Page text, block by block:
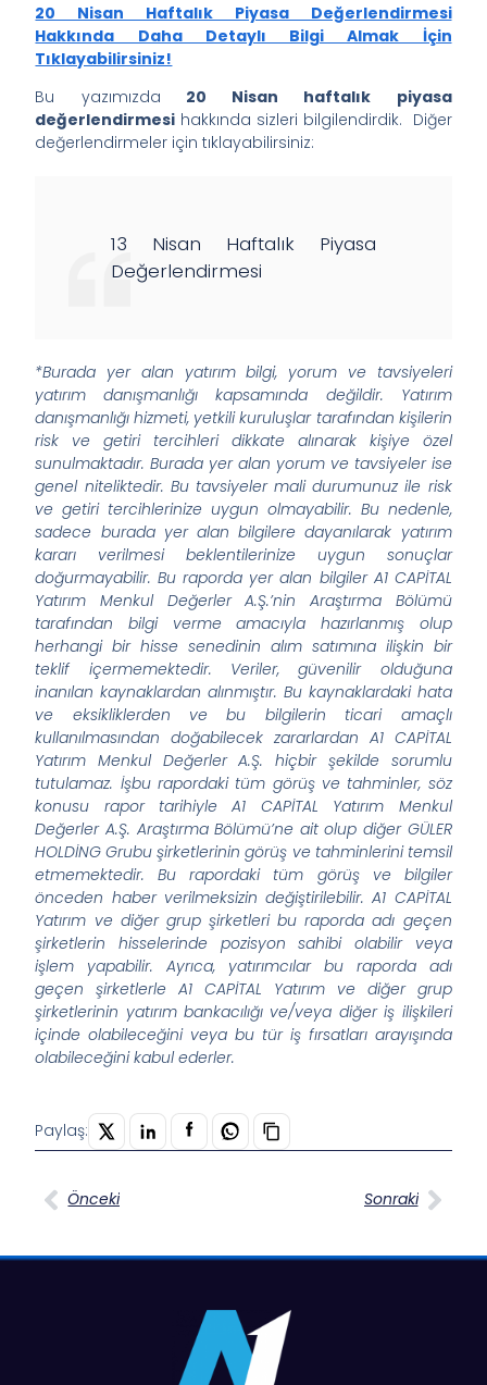
20 Nisan Haftalık Piyasa Değerlendirmesi
Hakkında Daha Detaylı Bilgi Almak İçin
Tıklayabilirsiniz!
Bu yazımızda 20 Nisan haftalık piyasa
değerlendirmesi hakkında sizleri bilgilendirdik. Diğer
değerlendirmeler için tıklayabilirsiniz:
13 Nisan Haftalık Piyasa
Değerlendirmesi
*Burada yer alan yatırım bilgi, yorum ve tavsiyeleri
yatırım danışmanlığı kapsamında değildir. Yatırım
danışmanlığı hizmeti, yetkili kuruluşlar tarafından kişilerin
risk ve getiri tercihleri dikkate alınarak kişiye özel
sunulmaktadır. Burada yer alan yorum ve tavsiyeler ise
genel niteliktedir. Bu tavsiyeler mali durumunuz ile risk
ve getiri tercihlerinize uygun olmayabilir. Bu nedenle,
sadece burada yer alan bilgilere dayanılarak yatırım
kararı verilmesi beklentilerinize uygun sonuçlar
doğurmayabilir. Bu raporda yer alan bilgiler A1 CAPİTAL
Yatırım Menkul Değerler A.Ş.’nin Araştırma Bölümü
tarafından bilgi verme amacıyla hazırlanmış olup
herhangi bir hisse senedinin alım satımına ilişkin bir
teklif içermemektedir. Veriler, güvenilir olduğuna
inanılan kaynaklardan alınmıştır. Bu kaynaklardaki hata
ve eksikliklerden ve bu bilgilerin ticari amaçlı
kullanılmasından doğabilecek zararlardan A1 CAPİTAL
Yatırım Menkul Değerler A.Ş. hiçbir şekilde sorumlu
tutulamaz. İşbu rapordaki tüm görüş ve tahminler, söz
konusu rapor tarihiyle A1 CAPİTAL Yatırım Menkul
Değerler A.Ş. Araştırma Bölümü’ne ait olup diğer GÜLER
HOLDİNG Grubu şirketlerinin görüş ve tahminlerini temsil
etmemektedir. Bu rapordaki tüm görüş ve bilgiler
önceden haber verilmeksizin değiştirilebilir. A1 CAPİTAL
Yatırım ve diğer grup şirketleri bu raporda adı geçen
şirketlerin hisselerinde pozisyon sahibi olabilir veya
işlem yapabilir. Ayrıca, yatırımcılar bu raporda adı
geçen şirketlerle A1 CAPİTAL Yatırım ve diğer grup
şirketlerinin yatırım bankacılığı ve/veya diğer iş ilişkileri
içinde olabileceğini veya bu tür iş fırsatları arayışında
olabileceğini kabul ederler.
Paylaş:
Önceki Sonraki